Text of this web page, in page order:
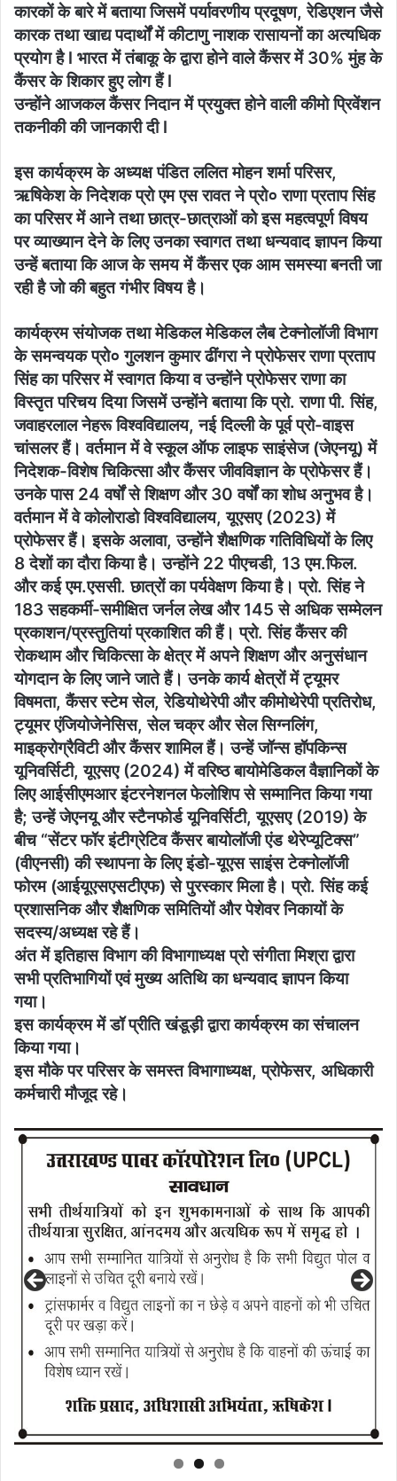
कारकों के बारे में बताया जिसमें पर्यावरणीय प्रदूषण, रेडिएशन जैसे
कारक तथा खाद्य पदार्थों में कीटाणु नाशक रासायनों का अत्यधिक
प्रयोग है l भारत में तंबाकू के द्वारा होने वाले कैंसर में 30% मुंह के
कैंसर के शिकार हुए लोग हैं l
उन्होंने आजकल कैंसर निदान में प्रयुक्त होने वाली कीमो प्रिवेंशन
तकनीकी की जानकारी दी l
इस कार्यक्रम के अध्यक्ष पंडित ललित मोहन शर्मा परिसर,
ऋषिकेश के निदेशक प्रो एम एस रावत ने प्रो० राणा प्रताप सिंह
का परिसर में आने तथा छात्र-छात्राओं को इस महत्वपूर्ण विषय
पर व्याख्यान देने के लिए उनका स्वागत तथा धन्यवाद ज्ञापन किया
उन्हें बताया कि आज के समय में कैंसर एक आम समस्या बनती जा
रही है जो की बहुत गंभीर विषय है।
कार्यक्रम संयोजक तथा मेडिकल मेडिकल लैब टेक्नोलॉजी विभाग
के समन्वयक प्रो० गुलशन कुमार ढींगरा ने प्रोफेसर राणा प्रताप
सिंह का परिसर में स्वागत किया व उन्होंने प्रोफेसर राणा का
विस्तृत परिचय दिया जिसमें उन्होंने बताया कि प्रो. राणा पी. सिंह,
जवाहरलाल नेहरू विश्वविद्यालय, नई दिल्ली के पूर्व प्रो-वाइस
चांसलर हैं। वर्तमान में वे स्कूल ऑफ लाइफ साइंसेज (जेएनयू) में
निदेशक-विशेष चिकित्सा और कैंसर जीवविज्ञान के प्रोफेसर हैं।
उनके पास 24 वर्षों से शिक्षण और 30 वर्षों का शोध अनुभव है।
वर्तमान में वे कोलोराडो विश्वविद्यालय, यूएसए (2023) में
प्रोफेसर हैं। इसके अलावा, उन्होंने शैक्षणिक गतिविधियों के लिए
8 देशों का दौरा किया है। उन्होंने 22 पीएचडी, 13 एम.फिल.
और कई एम.एससी. छात्रों का पर्यवेक्षण किया है। प्रो. सिंह ने
183 सहकर्मी-समीक्षित जर्नल लेख और 145 से अधिक सम्मेलन
प्रकाशन/प्रस्तुतियां प्रकाशित की हैं। प्रो. सिंह कैंसर की
रोकथाम और चिकित्सा के क्षेत्र में अपने शिक्षण और अनुसंधान
योगदान के लिए जाने जाते हैं। उनके कार्य क्षेत्रों में ट्यूमर
विषमता, कैंसर स्टेम सेल, रेडियोथेरेपी और कीमोथेरेपी प्रतिरोध,
ट्यूमर एंजियोजेनेसिस, सेल चक्र और सेल सिग्नलिंग,
माइक्रोग्रैविटी और कैंसर शामिल हैं। उन्हें जॉन्स हॉपकिन्स
यूनिवर्सिटी, यूएसए (2024) में वरिष्ठ बायोमेडिकल वैज्ञानिकों के
लिए आईसीएमआर इंटरनेशनल फेलोशिप से सम्मानित किया गया
है; उन्हें जेएनयू और स्टैनफोर्ड यूनिवर्सिटी, यूएसए (2019) के
बीच “सेंटर फॉर इंटीग्रेटिव कैंसर बायोलॉजी एंड थेरेप्यूटिक्स”
(वीएनसी) की स्थापना के लिए इंडो-यूएस साइंस टेक्नोलॉजी
फोरम (आईयूएसएसटीएफ) से पुरस्कार मिला है। प्रो. सिंह कई
प्रशासनिक और शैक्षणिक समितियों और पेशेवर निकायों के
सदस्य/अध्यक्ष रहे हैं।
अंत में इतिहास विभाग की विभागाध्यक्ष प्रो संगीता मिश्रा द्वारा
सभी प्रतिभागियों एवं मुख्य अतिथि का धन्यवाद ज्ञापन किया
गया।
इस कार्यक्रम में डॉ प्रीति खंडूड़ी द्वारा कार्यक्रम का संचालन
किया गया।
इस मौके पर परिसर के समस्त विभागाध्यक्ष, प्रोफेसर, अधिकारी
कर्मचारी मौजूद रहे।